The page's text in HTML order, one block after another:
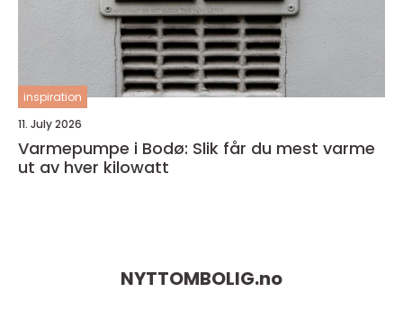
inspiration
11. July 2026
Varmepumpe i Bodø: Slik får du mest varme
ut av hver kilowatt
NYTTOMBOLIG.no